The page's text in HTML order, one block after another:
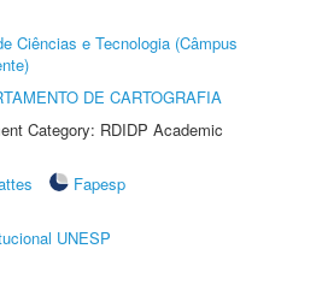
Ciências e Tecnologia (Câmpus
DE CARTOGRAFIA
Category: RDIDP Academic
Fapesp
UNESP